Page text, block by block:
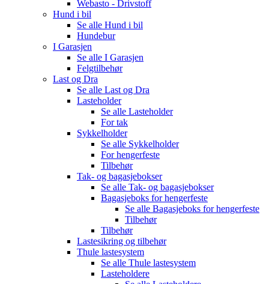
Webasto - Drivstoff
Hund i bil
Se alle Hund i bil
Hundebur
I Garasjen
Se alle I Garasjen
Felgtilbehør
Last og Dra
Se alle Last og Dra
Lasteholder
Se alle Lasteholder
For tak
Sykkelholder
Se alle Sykkelholder
For hengerfeste
Tilbehør
Tak- og bagasjebokser
Se alle Tak- og bagasjebokser
Bagasjeboks for hengerfeste
Se alle Bagasjeboks for hengerfeste
Tilbehør
Tilbehør
Lastesikring og tilbehør
Thule lastesystem
Se alle Thule lastesystem
Lasteholdere